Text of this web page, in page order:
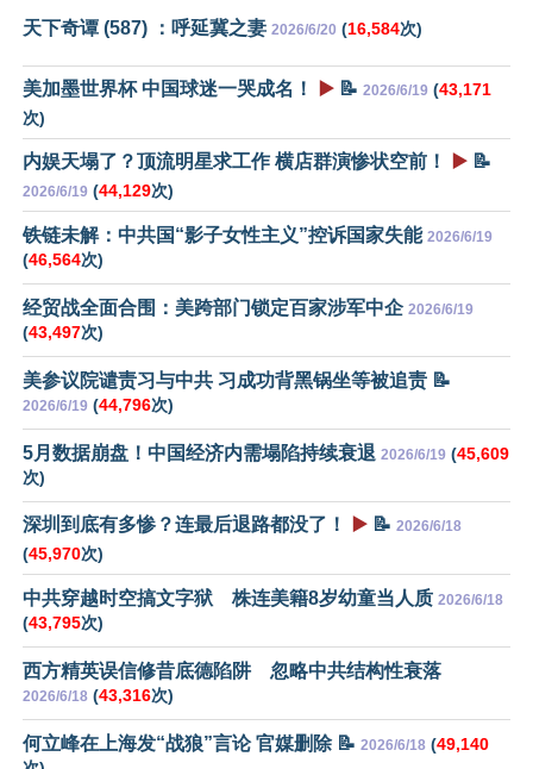
天下奇谭 (587) ：呼延冀之妻 2026/6/20 (16,584次)
美加墨世界杯 中国球迷一哭成名！ ▶️ 📝 2026/6/19 (43,171
次)
内娱天塌了？顶流明星求工作 横店群演惨状空前！ ▶️ 📝
2026/6/19 (44,129次)
铁链未解：中共国“影子女性主义”控诉国家失能 2026/6/19
(46,564次)
经贸战全面合围：美跨部门锁定百家涉军中企 2026/6/19
(43,497次)
美参议院谴责习与中共 习成功背黑锅坐等被追责 📝
2026/6/19 (44,796次)
5月数据崩盘！中国经济内需塌陷持续衰退 2026/6/19 (45,609
次)
深圳到底有多惨？连最后退路都没了！ ▶️ 📝 2026/6/18
(45,970次)
中共穿越时空搞文字狱 株连美籍8岁幼童当人质 2026/6/18
(43,795次)
西方精英误信修昔底德陷阱 忽略中共结构性衰落
2026/6/18 (43,316次)
何立峰在上海发“战狼”言论 官媒删除 📝 2026/6/18 (49,140